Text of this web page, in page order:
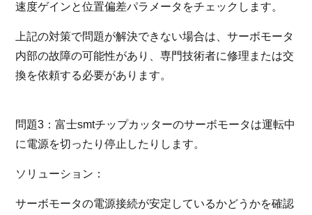
速度ゲインと位置偏差パラメータをチェックします。
上記の対策で問題が解決できない場合は、サーボモータ
内部の故障の可能性があり、専門技術者に修理または交
換を依頼する必要があります。
問題3：富士smtチップカッターのサーボモータは運転中
に電源を切ったり停止したりします。
ソリューション：
サーボモータの電源接続が安定しているかどうかを確認